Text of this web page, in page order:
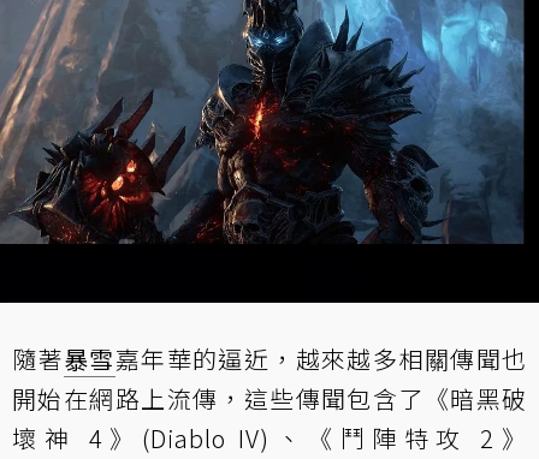
隨著暴雪嘉年華的逼近，越來越多相關傳聞也
開始在網路上流傳，這些傳聞包含了《暗黑破
壞神 4》(Diablo IV)、《鬥陣特攻 2》